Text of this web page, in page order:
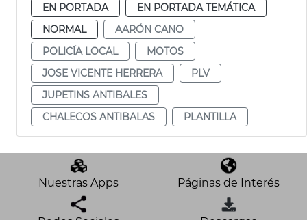
EN PORTADA
EN PORTADA TEMÁTICA
NORMAL
AARÓN CANO
POLICÍA LOCAL
MOTOS
JOSE VICENTE HERRERA
PLV
JUPETINS ANTIBALES
CHALECOS ANTIBALAS
PLANTILLA
Nuestras Apps Páginas de Interés